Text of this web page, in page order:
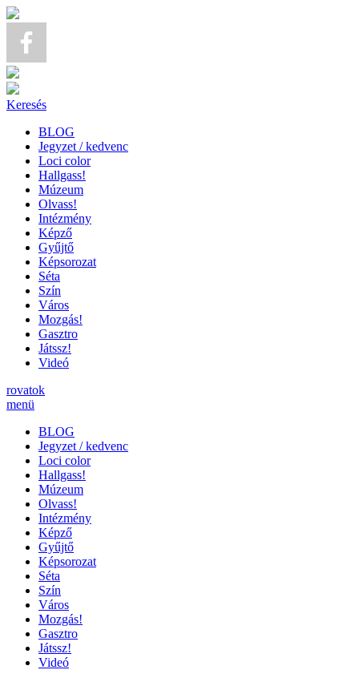
Keresés
BLOG
Jegyzet / kedvenc
Loci color
Hallgass!
Múzeum
Olvass!
Intézmény
Képző
Gyűjtő
Képsorozat
Séta
Szín
Város
Mozgás!
Gasztro
Játssz!
Videó
rovatok
menü
BLOG
Jegyzet / kedvenc
Loci color
Hallgass!
Múzeum
Olvass!
Intézmény
Képző
Gyűjtő
Képsorozat
Séta
Szín
Város
Mozgás!
Gasztro
Játssz!
Videó